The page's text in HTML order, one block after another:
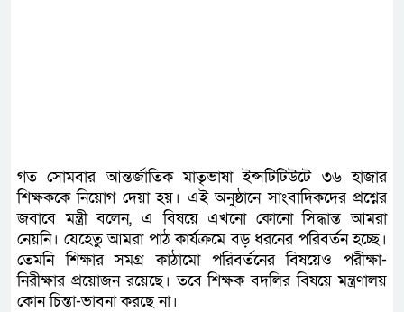
গত সোমবার আন্তর্জাতিক মাতৃভাষা ইন্সটিটিউটে ৩৬ হাজার
শিক্ষককে নিয়োগ দেয়া হয়। এই অনুষ্ঠানে সাংবাদিকদের প্রশ্নের
জবাবে মন্ত্রী বলেন, এ বিষয়ে এখনো কোনো সিদ্ধান্ত আমরা
নেয়নি। যেহেতু আমরা পাঠ কার্যক্রমে বড় ধরনের পরিবর্তন হচ্ছে।
তেমনি শিক্ষার সমগ্র কাঠামো পরিবর্তনের বিষয়েও পরীক্ষা-
নিরীক্ষার প্রয়োজন রয়েছে। তবে শিক্ষক বদলির বিষয়ে মন্ত্রণালয়
কোন চিন্তা-ভাবনা করছে না।